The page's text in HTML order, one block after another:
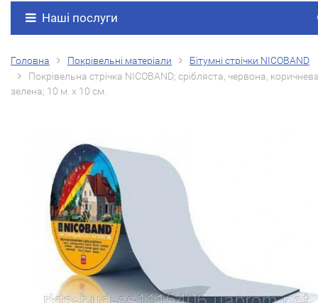
Наші послуги
Головна Покрівельні матеріали
Бітумні стрічки NICOBAND
Покрівельна стрічка NICOBAND; срібляста, червона,
зелена; 10 м. х 10 см.